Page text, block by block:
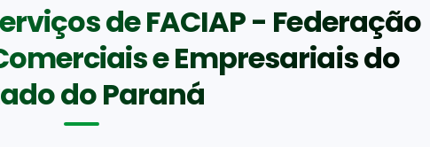
de FACIAP - Federação
e Empresariais do
do Paraná